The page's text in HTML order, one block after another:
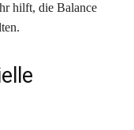
hilft, die Balance